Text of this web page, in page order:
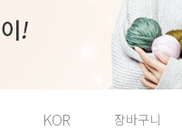
KOR 장바구니